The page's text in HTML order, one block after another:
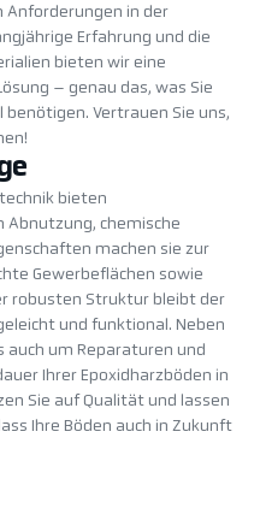
Anforderungen in der
Erfahrung und die
bieten wir eine
– genau das, was Sie
benötigen. Vertrauen Sie uns,
bieten
Abnutzung, chemische
machen sie zur
Gewerbeflächen sowie
robusten Struktur bleibt der
und funktional. Neben
um Reparaturen und
Ihrer Epoxidharzböden in
Sie auf Qualität und lassen
Ihre Böden auch in Zukunft